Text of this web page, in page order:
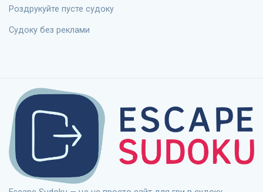
Роздрукуйте пусте судоку
Судоку без реклами